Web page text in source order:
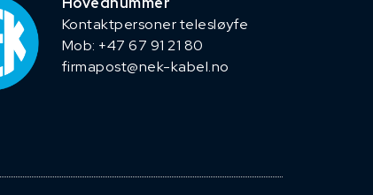
Kontaktpersoner telesløyfe
Mob: +47 67 91 21 80
firmapost@nek-kabel.no